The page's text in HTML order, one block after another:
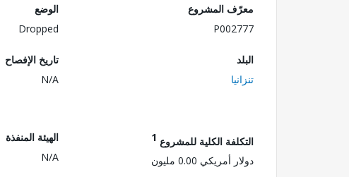
معرّف المشروع
P002777
الوضع
Dropped
البلد
تنزانيا
تاريخ الإفصاح
N/A
التكلفة الكلية للمشروع 1
دولار أمريكي 0.00 مليون
الهيئة المنفذة
N/A